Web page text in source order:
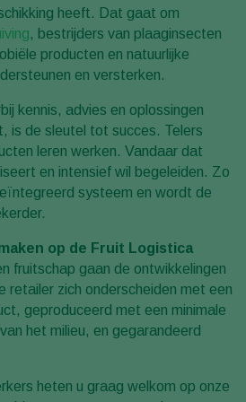
heeft. Dat gaat om
, bestrijders van plaaginsecten
producten en natuurlijke
en versterken.
kennis, advies en oplossingen
is de sleutel tot succes. Telers
leren werken. Vandaar dat
en intensief wil begeleiden. Zo
systeem en wordt de
op de Fruit Logistica
fruitschap gaan de ontwikkelingen
retailer zich onderscheiden met een
geproduceerd met een minimale
het milieu, en gegarandeerd
heten u graag welkom op onze